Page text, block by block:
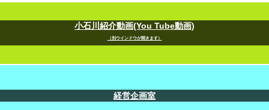
小石川紹介動画(You Tube動画)
（別ウインドウが開きます）
経営企画室